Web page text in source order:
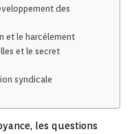
des
et le harcèlement
et le secret
syndicale
les questions